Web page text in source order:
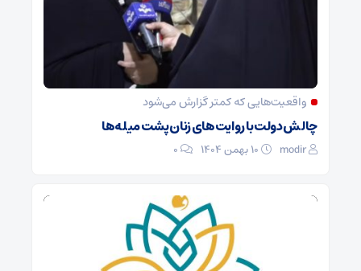
واقعیت‌هایی که کمتر گزارش می‌شود
چالش دولت با روایت‌های زنان پشت میله‌ها
modir
0